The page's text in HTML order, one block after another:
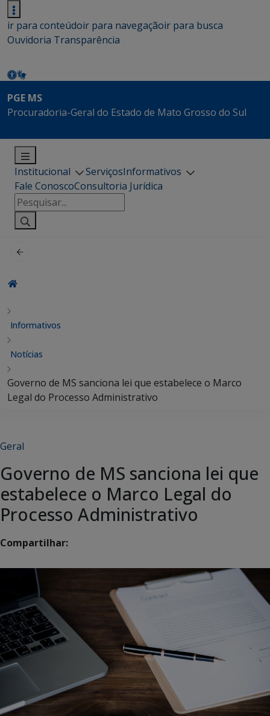
ir para conteúdoir para navegaçãoir para busca
Ouvidoria Transparência
PGE MS
Procuradoria-Geral do Estado de Mato Grosso do Sul
Institucional ServiçosInformativos
Fale ConoscoConsultoria Jurídica
Pesquisar
por:
Informativos
Notícias
Governo de MS sanciona lei que estabelece o Marco
Legal do Processo Administrativo
Geral
Governo de MS sanciona lei que
estabelece o Marco Legal do
Processo Administrativo
Compartilhar: